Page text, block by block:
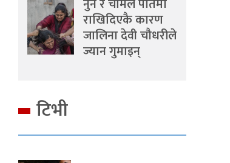
नुन र चामल पातमा
राखिदिएकै कारण
जालिना देवी चौधरीले
ज्यान गुमाइन्
टिभी